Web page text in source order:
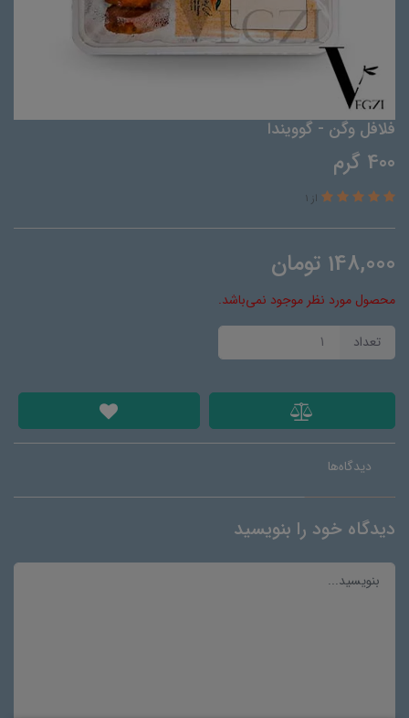
فلافل وگن - گوویندا
400 گرم
از 1
148,000 تومان
محصول مورد نظر موجود نمی‌باشد.
تعداد
دیدگاه‌ها
دیدگاه خود را بنویسید